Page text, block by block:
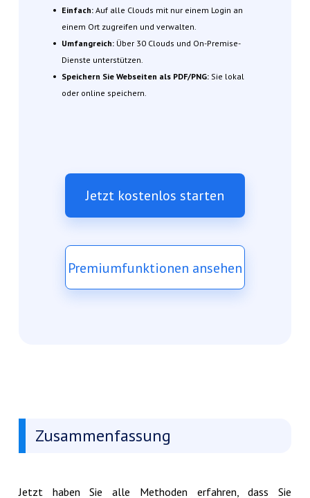
Einfach: Auf alle Clouds mit nur einem Login an
einem Ort zugreifen und verwalten.
Umfangreich: Über 30 Clouds und On-Premise-
Dienste unterstützen.
Speichern Sie Webseiten als PDF/PNG: Sie lokal
oder online speichern.
Jetzt kostenlos starten
Premiumfunktionen ansehen
Zusammenfassung
Jetzt haben Sie alle Methoden erfahren, dass Sie